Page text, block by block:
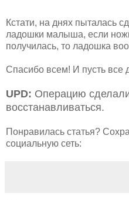
Кстати, на днях пыталась
ладошки малыша, если
получилась, то ладошка
Спасибо всем! И пусть все
UPD: Операцию
восстанавливаться.
Понравилась статья?
социальную сеть: